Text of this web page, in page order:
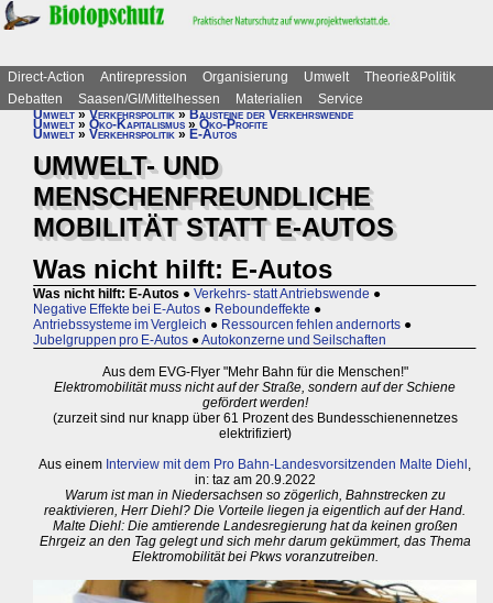
Direct-Action Antirepression Organisierung Umwelt
Theorie&Politik
Debatten
Saasen/GI/Mittelhessen Materialien
Service
Umwelt»Verkehrspolitik»Bausteine der Verkehrswende
Umwelt » Öko-Kapitalismus » Öko-Profite
Umwelt » Verkehrspolitik » E-Autos
UMWELT- UND
MENSCHENFREUNDLICHE
MOBILITÄT STATT E-AUTOS
Was nicht hilft: E-Autos
Was nicht hilft: E-Autos ● Verkehrs- statt Antriebswende ●
Negative Effekte bei E-Autos ● Reboundeffekte ●
Antriebssysteme im Vergleich ● Ressourcen fehlen andernorts ●
Jubelgruppen pro E-Autos ●Autokonzerne und Seilschaften
Aus dem EVG-Flyer "Mehr Bahn für die Menschen!"
Elektromobilität muss nicht auf der Straße, sondern auf der Schiene
gefördert werden!
(zurzeit sind nur knapp über 61 Prozent des Bundesschienennetzes
elektrifiziert)
Aus einem Interview mit dem Pro Bahn-Landesvorsitzenden Malte Diehl ,
in: taz am 20.9.2022
Warum ist man in Niedersachsen so zögerlich, Bahnstrecken zu
reaktivieren, Herr Diehl? Die Vorteile liegen ja eigentlich auf der Hand.
Malte Diehl: Die amtierende Landesregierung hat da keinen großen
Ehrgeiz an den Tag gelegt und sich mehr darum gekümmert, das Thema
Elektromobilität bei Pkws voranzutreiben.